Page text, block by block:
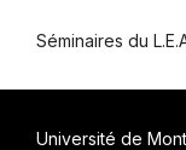
Séminaires du
Université de